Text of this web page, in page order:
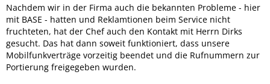
Nachdem wir in der Firma auch die bekannten Probleme - hier
mit BASE - hatten und Reklamtionen beim Service nicht
fruchteten, hat der Chef auch den Kontakt mit Herrn Dirks
gesucht. Das hat dann soweit funktioniert, dass unsere
Mobilfunkverträge vorzeitig beendet und die Rufnummern zur
Portierung freigegeben wurden.